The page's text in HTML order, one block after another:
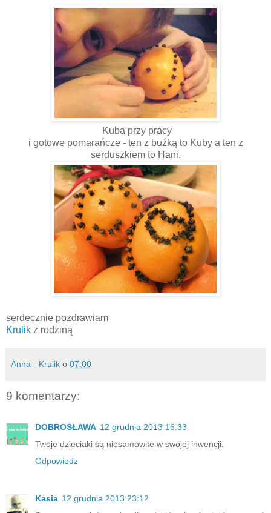
Kuba przy pracy
i gotowe pomarańcze - ten z buźką to Kuby a ten z
serduszkiem to Hani.
serdecznie pozdrawiam
Krulik z rodziną
Anna - Krulik o 07:00
9 komentarzy:
DOBROSŁAWA 12 grudnia 2013 16:33
Twoje dzieciaki są niesamowite w swojej inwencji.
Odpowiedz
Kasia 12 grudnia 2013 23:12